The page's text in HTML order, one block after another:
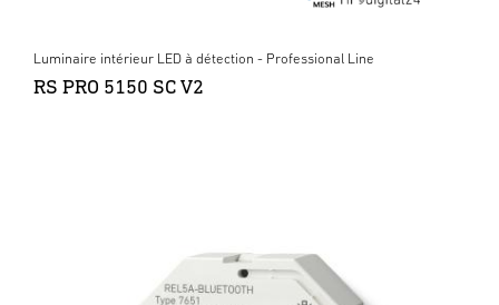
Luminaire intérieur LED à détection - Professional Line
RS PRO 5150 SC V2